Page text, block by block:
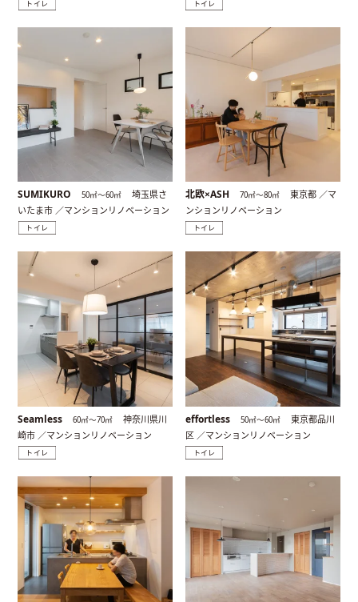
トイレ トイレ
SUMIKURO 50㎡〜60㎡
埼玉県さ
いたま市 ／マンションリノベーション
トイレ
北欧×ASH 70㎡〜80㎡
東京都 ／マ
ンションリノベーション
トイレ
Seamless 60㎡〜70㎡
神奈川県川
崎市 ／マンションリノベーション
トイレ
effortless 50㎡〜60㎡
東京都品川
区 ／マンションリノベーション
トイレ